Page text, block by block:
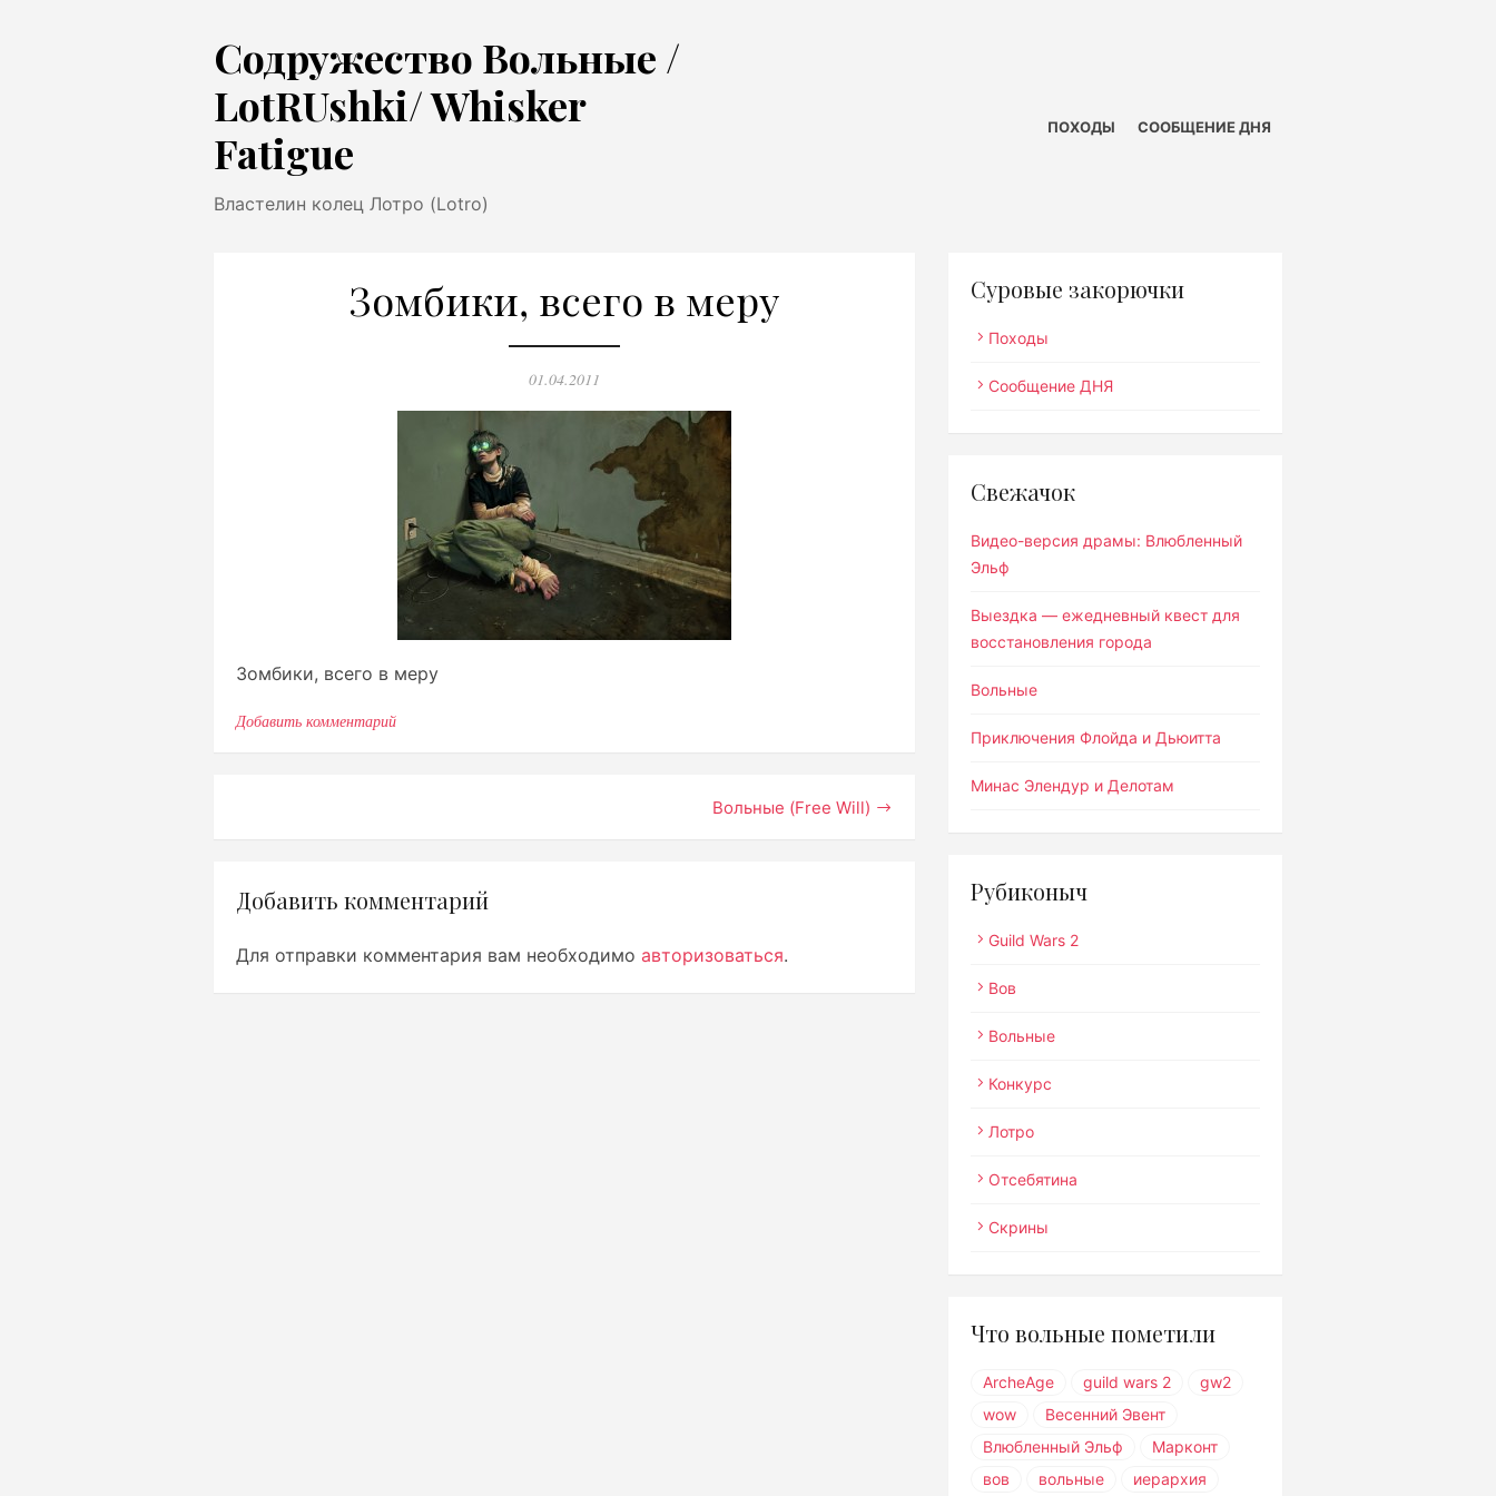
Содружество Вольные /
LotRUshki/ Whisker
Fatigue
Властелин колец Лотро (Lotro)
ПОХОДЫ СООБЩЕНИЕ ДНЯ
Зомбики, всего в меру
Опубликовано
01.04.2011
Зомбики, всего в меру
Добавить комментарий
записям
Вольные (Free Will)
Добавить комментарий
Для отправки комментария вам необходимо авторизоваться.
Суровые закорючки
Походы
Сообщение ДНЯ
Свежачок
Видео-версия драмы: Влюбленный
Эльф
Выездка — ежедневный квест для
восстановления города
Вольные
Приключения Флойда и Дьюитта
Минас Элендур и Делотам
Рубиконыч
Guild Wars 2
Вов
Вольные
Конкурс
Лотро
Отсебятина
Скрины
Что вольные пометили
ArcheAge guild wars 2
gw2
wow
Весенний Эвент
Влюбленный Эльф
Марконт
вов
вольные иерархия